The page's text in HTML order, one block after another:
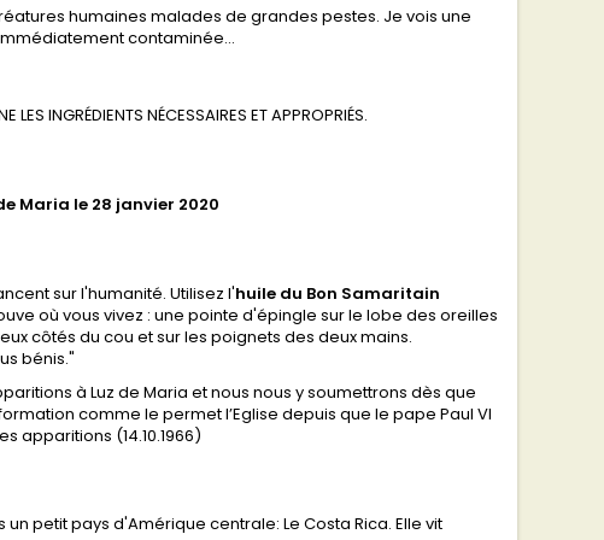
humaines malades de grandes pestes. Je vois une
contaminée…
INGRÉDIENTS NÉCESSAIRES ET APPROPRIÉS.
Maria le 28 janvier 2020
sur l'humanité. Utilisez l'huile du Bon Samaritain
où vous vivez : une pointe d'épingle sur le lobe des oreilles
côtés du cou et sur les poignets des deux mains.
bénis."
à Luz de Maria et nous nous y soumettrons dès que
comme le permet l’Eglise depuis que le pape Paul VI
apparitions (14.10.1966)
petit pays d'Amérique centrale: Le Costa Rica. Elle vit